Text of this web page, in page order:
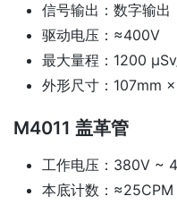
信号输出：数字输出
驱动电压：≈400V
最大量程：1200
外形尺寸：107mm
M4011 盖革管
工作电压：380V ~
本底计数：≈25CPM